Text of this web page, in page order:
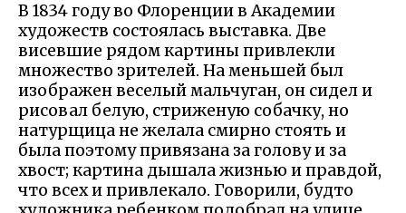
В 1834 году во Флоренции в Академии
художеств состоялась выставка. Две
висевшие рядом картины привлекли
множество зрителей. На меньшей был
изображен веселый мальчуган, он сидел и
рисовал белую, стриженую собачку, но
натурщица не желала смирно стоять и
была поэтому привязана за голову и за
хвост; картина дышала жизнью и правдой,
что всех и привлекало. Говорили, будто